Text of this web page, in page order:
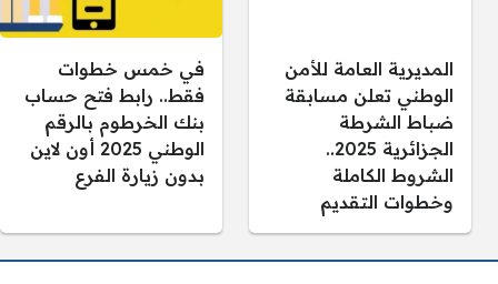
المديرية العامة للأمن
الوطني تعلن مسابقة
ضباط الشرطة
الجزائرية 2025..
الشروط الكاملة
وخطوات التقديم
في خمس خطوات
فقط.. رابط فتح حساب
بنك الخرطوم بالرقم
الوطني 2025 أون لاين
بدون زيارة الفرع